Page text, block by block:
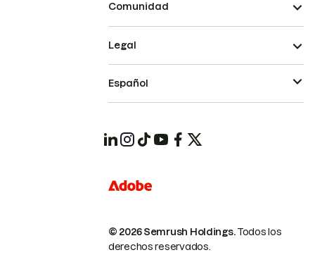
Comunidad
© 2026 Semrush Holdings.Todos los
derechos reservados.
Legal
Español